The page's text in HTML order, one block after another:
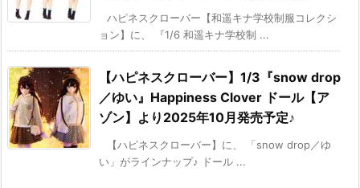
ハピネスクローバー【和遥キナ学校制服コレクシ
ョン】に、 『1/6 和遥キナ学校制 ...
【ハピネスクローバー】1/3『snow drop
／ゆい』Happiness Clover ドール【ア
ゾン】より2025年10月発売予定♪
【ハピネスクローバー】に、 「snow drop／ゆ
い」がラインナップ♪ ドール ...